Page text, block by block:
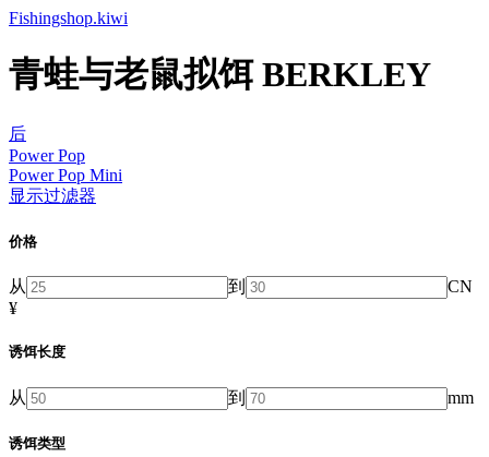
Fishingshop.kiwi
青蛙与老鼠拟饵 BERKLEY
后
Power Pop
Power Pop Mini
显示过滤器
价格
从 到
CN
¥
诱饵长度
从 到 mm
诱饵类型